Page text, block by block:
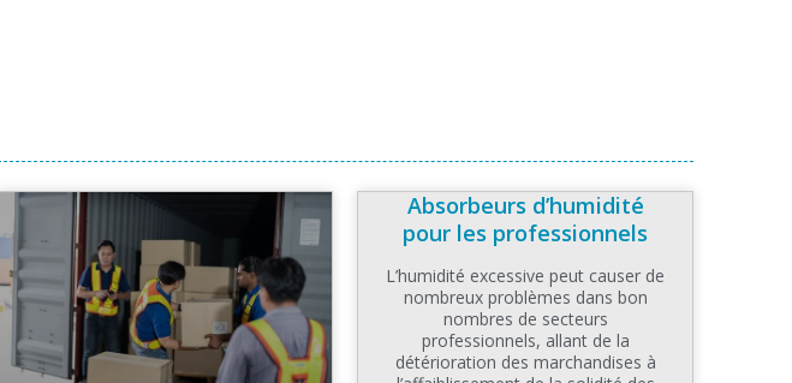
Absorbeurs d’humidité
pour les professionnels
L’humidité excessive peut causer de
nombreux problèmes dans bon
nombres de secteurs
professionnels, allant de la
détérioration des marchandises à